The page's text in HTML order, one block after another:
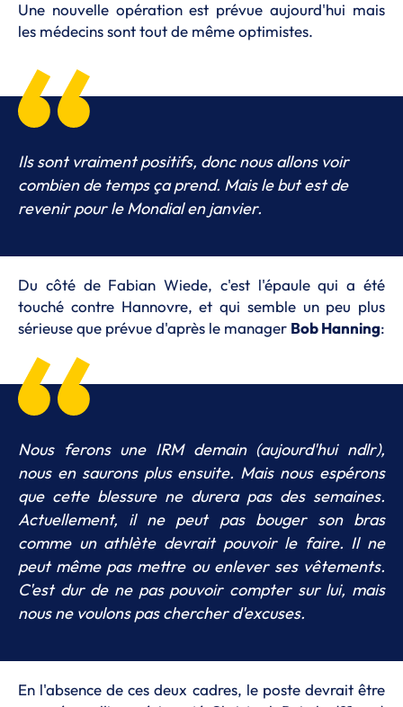
Une nouvelle opération est prévue aujourd'hui mais
les médecins sont tout de même optimistes.
Ils sont vraiment positifs, donc nous allons voir
combien de temps ça prend. Mais le but est de
revenir pour le Mondial en janvier.
Du côté de Fabian Wiede, c'est l'épaule qui a été
touché contre Hannovre, et qui semble un peu plus
sérieuse que prévue d'après le manager Bob Hanning:
Nous ferons une IRM demain (aujourd'hui ndlr),
nous en saurons plus ensuite. Mais nous espérons
que cette blessure ne durera pas des semaines.
Actuellement, il ne peut pas bouger son bras
comme un athlète devrait pouvoir le faire. Il ne
peut même pas mettre ou enlever ses vêtements.
C'est dur de ne pas pouvoir compter sur lui, mais
nous ne voulons pas chercher d'excuses.
En l'absence de ces deux cadres, le poste devrait être